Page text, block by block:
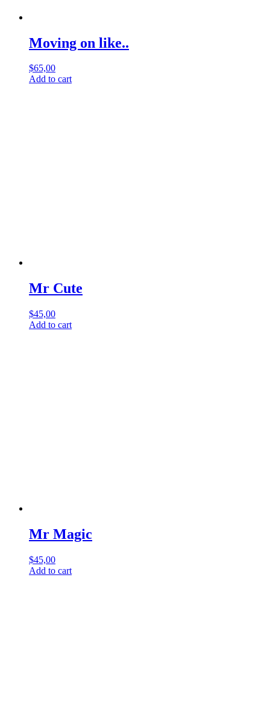
Moving on like..
$65,00
Add to cart
Mr Cute
$45,00
Add to cart
Mr Magic
$45,00
Add to cart